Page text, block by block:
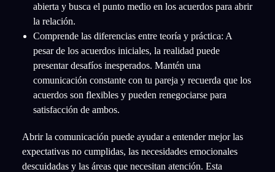
abierta y busca el punto medio en los acuerdos para abrir
la relación.
Comprende las diferencias entre teoría y práctica: A
pesar de los acuerdos iniciales, la realidad puede
presentar desafíos inesperados. Mantén una
comunicación constante con tu pareja y recuerda que los
acuerdos son flexibles y pueden renegociarse para
satisfacción de ambos.
Abrir la comunicación puede ayudar a entender mejor las
expectativas no cumplidas, las necesidades emocionales
descuidadas y las áreas que necesitan atención. Esta